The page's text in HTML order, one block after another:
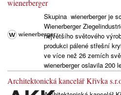
wienerberger
Skupina wienerberger je
Wienerberger
největšího světového
produkci pálené střešní
ve více než 26 zemích
wienerberger oslavila 200
Architektonická kancelář Křivka